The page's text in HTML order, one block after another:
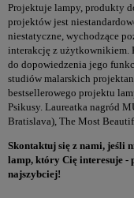
Projektuje lampy, produkty
projektów jest
niestatyczne, wychodzące
interakcję z użytkownikiem.
do dopowiedzenia jego
studiów malarskich
bestsellerowego projektu
Psikusy. Laureatka nagród
Bratislava), The Most
Skontaktuj się z nami, jeśli
lamp, który Cię interesuje -
najszybciej!